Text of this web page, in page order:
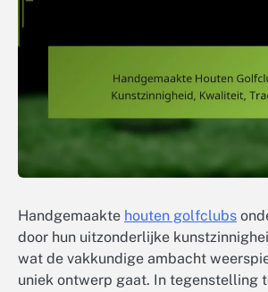
Handgemaakte houten golfclubs
door hun uitzonderlijke
wat de vakkundige ambacht
uniek ontwerp gaat. In tegenstelling